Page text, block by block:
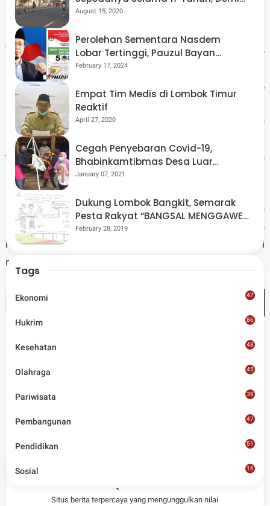
Berbagai kebutuhan pokok ditawarkan dengan harga
terjangkau, antara lain beras SPHP Rp 58.000 per pcs,
beras Setra Ramos Rp 74.500 per pcs, Minyak Kita Rp
15.000 per liter, Gula Manis Kita Rp 18.000 per kg,
Minyak Sania Rp 43.800 per 2 liter, Gula Pasir IDM Rp
15.500 per pcs, Susu Indomilk Rp 14.400 per pcs, dan
Beras Kepala Super Rp 74.500 per pcs. Sementara
tomat dan cabai tersedia dengan harga menyesuaikan
lokasi.
Gerakan Pangan Murah ini menjadi salah satu langkah
nyata pemerintah daerah untuk memastikan
ketersediaan pangan tetap aman dan harga terkendali
menjelang perayaan hari besar keagamaan. (Red)
Tags
Share
Situs berita terpercaya yang mengunggulkan nilai
Menggelorakan Kemerdekaan
August 15, 2020
Perolehan Sementara Nasdem
Lobar Tertinggi, Pauzul Bayan
Berpeluang “Rebut” Kursi Dapil 3
February 17, 2024
Empat Tim Medis di Lombok Timur
Reaktif
April 27, 2020
Cegah Penyebaran Covid-19,
Bhabinkamtibmas Desa Luar
Pantau Kegiatan Posyandu
January 07, 2021
Dukung Lombok Bangkit, Semarak
Pesta Rakyat “BANGSAL MENGGAWE”
Kembali Digelar Para Seniman Di
February 28, 2019
Tags
Ekonomi 47
Hukrim 86
Kesehatan 48
Olahraga 45
Pariwisata 39
Pembangunan 47
Pendidikan 51
Sosial
16